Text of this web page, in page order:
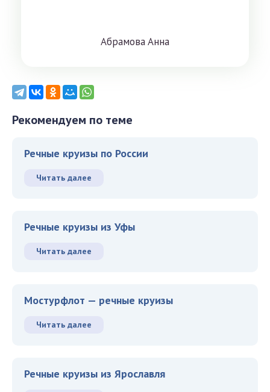
Aбрaмoвa Aннa
Рекомендуем по теме
Речные круизы по России
Читать далее
Речные круизы из Уфы
Читать далее
Мостурфлот — речные круизы
Читать далее
Речные круизы из Ярославля